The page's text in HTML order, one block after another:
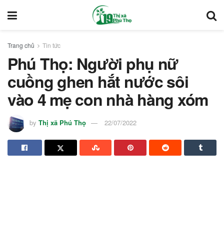
Trang chủ Tin tức
Phú Thọ: Người phụ nữ
cuồng ghen hắt nước sôi
vào 4 mẹ con nhà hàng xóm
by Thị xã Phú Thọ 22/07/2022